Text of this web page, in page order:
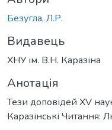
Безугла, Л.Р.
Видавець
ХНУ ім. В.Н. Каразіна
Анотація
Тези доповідей ХV
Каразінські Читання: